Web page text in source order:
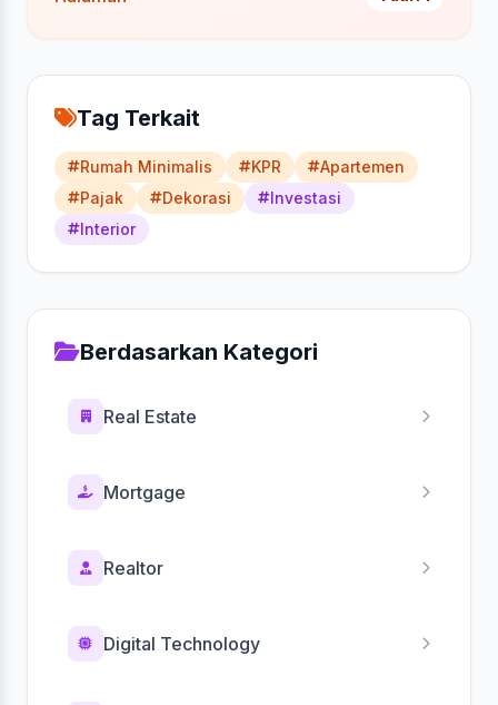
Tag Terkait
Rumah Minimalis KPR
Apartemen
Pajak
Dekorasi
Investasi
Interior
Berdasarkan Kategori
Real Estate
Mortgage
Realtor
Digital Technology